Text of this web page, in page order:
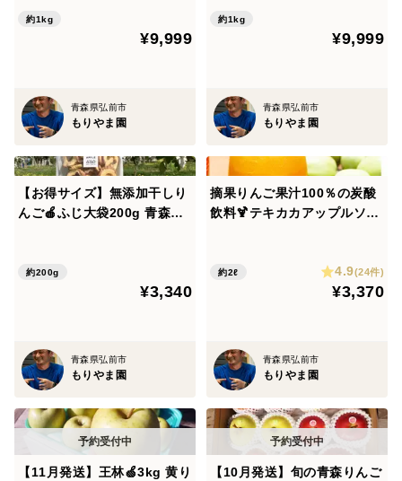
減らすことが目的ではありません。
私は、りんご園もひとつの自然環境だと考えています。
とで、豊かな生態系が育ちます。
すべての生き物を排除するのではなく、自然とのバラン
その考えが、結果として「節減対象農薬5割以下・化学
肥料不使用」の特別栽培農産物認証につながっていま
🍎葉とらず栽培について
もりやま園では、葉を取らず、袋もかけず、太陽の光を
葉っぱは収穫直前まで光合成を続け、りんごへたくさん
の養分を届けてくれます。
すが、味わいを大切にした栽培方法です。
「見た目より味。」
それが、もりやま園のこだわりです。
約1kg
¥9,999
青森県弘前市
もりやま園
もお味もカラフル🍎🍏
約1kg
¥9,999
青森県弘前市
もりやま園
【お得サイズ】無添加干しり
んご🍎ふじ大袋200g 青森県
約200g
¥3,340
青森県弘前市
もりやま園
摘果りんご果汁100％の炭酸
飲料🍹テキカカアップルソー
元、御祝や御礼 【夏ギフト】
約2ℓ 4.9(24件)
¥3,370
青森県弘前市
もりやま園
【11月発送】王林🍏3kg 黄り
【10月発送】旬の青森りんご